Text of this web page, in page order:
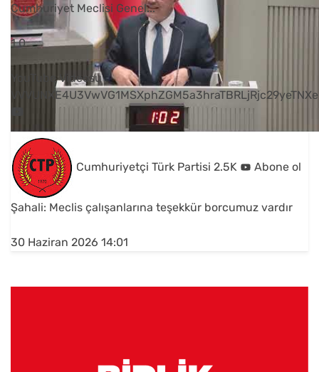
Cumhuriyet Meclisi Genel...
1 0
YouTube Videosu
Cumhuriyetçi Türk Partisi 2.5K Abone ol
Şahali: Meclis çalışanlarına teşekkür borcumuz vardır
30 Haziran 2026 14:01